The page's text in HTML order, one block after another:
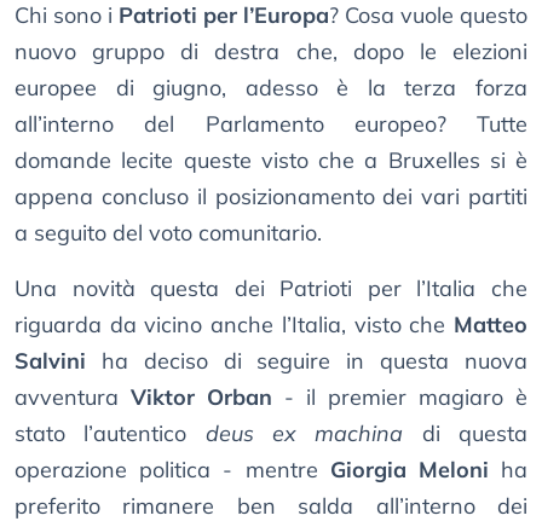
Chi sono i Patrioti per l’Europa? Cosa vuole questo
nuovo gruppo di destra che, dopo le elezioni
europee di giugno, adesso è la terza forza
all’interno del Parlamento europeo? Tutte
domande lecite queste visto che a Bruxelles si è
appena concluso il posizionamento dei vari partiti
a seguito del voto comunitario.
Una novità questa dei Patrioti per l’Italia che
riguarda da vicino anche l’Italia, visto che Matteo
Salvini ha deciso di seguire in questa nuova
avventura Viktor Orban - il premier magiaro è
stato l’autentico deus ex machina di questa
operazione politica - mentre Giorgia Meloni ha
preferito rimanere ben salda all’interno dei